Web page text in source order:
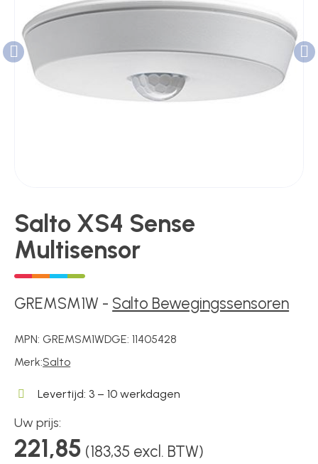
Hekwerkonderdelen
Kluizen
Sloten
Toegangscontrole
Over ons
Salto XS4 Sense
Multisensor
GREMSM1W - Salto Bewegingssensoren
MPN:GREMSM1WDGE:11405428
Merk:Salto
Levertijd: 3 – 10 werkdagen
Uw prijs:
221,85 (183,35 excl. BTW)